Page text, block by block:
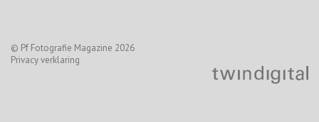
© Pf Fotografie Magazine 2026
Privacy verklaring